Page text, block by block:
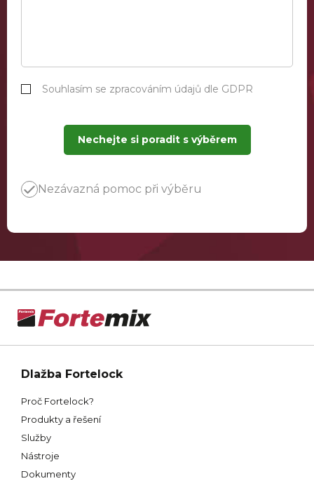
Souhlasím se zpracováním údajů dle GDPR
Nechejte si poradit s výběrem
Nezávazná pomoc při výběru
Dlažba Fortelock
Proč Fortelock?
Produkty a řešení
Služby
Nástroje
Dokumenty